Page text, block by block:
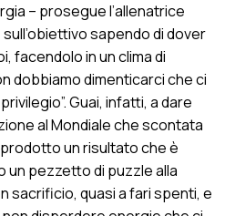
– prosegue l’allenatrice
sapendo di dover
facendolo in un clima di
dobbiamo dimenticarci che ci
Guai, infatti, a dare
al Mondiale che scontata
un risultato che è
pezzetto di puzzle alla
sacrificio, quasi a fari spenti, e